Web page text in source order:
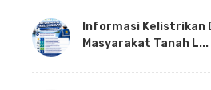
Informasi Kelistrikan
Masyarakat Tanah L...